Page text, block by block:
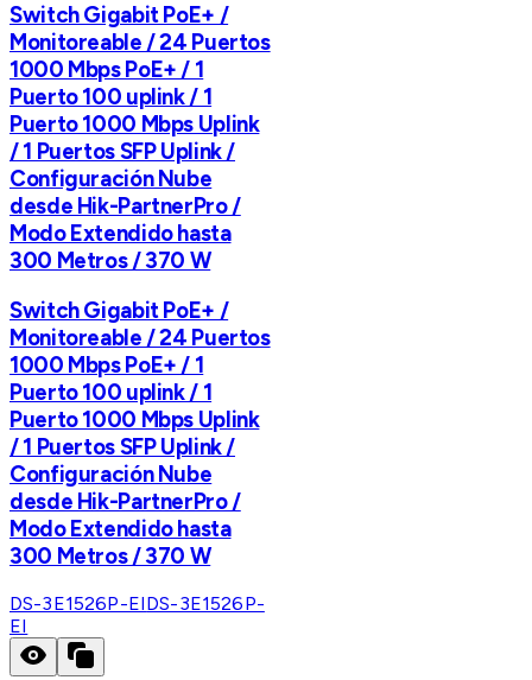
Switch Gigabit PoE+ /
Monitoreable / 24 Puertos
1000 Mbps PoE+ / 1
Puerto 100 uplink / 1
Puerto 1000 Mbps Uplink
/ 1 Puertos SFP Uplink /
Configuración Nube
desde Hik-PartnerPro /
Modo Extendido hasta
300 Metros / 370 W
Switch Gigabit PoE+ /
Monitoreable / 24 Puertos
1000 Mbps PoE+ / 1
Puerto 100 uplink / 1
Puerto 1000 Mbps Uplink
/ 1 Puertos SFP Uplink /
Configuración Nube
desde Hik-PartnerPro /
Modo Extendido hasta
300 Metros / 370 W
DS-3E1526P-EIDS-3E1526P-
EI